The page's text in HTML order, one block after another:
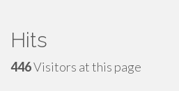
Hits
446Visitors at this page